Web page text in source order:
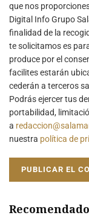
que nos
Digital Info Grupo
finalidad de la
te solicitamos es
produce por el
facilites estarán
cederán a terceros
Podrás ejercer tus
portabilidad,
a
nuestra política de
Recomendado